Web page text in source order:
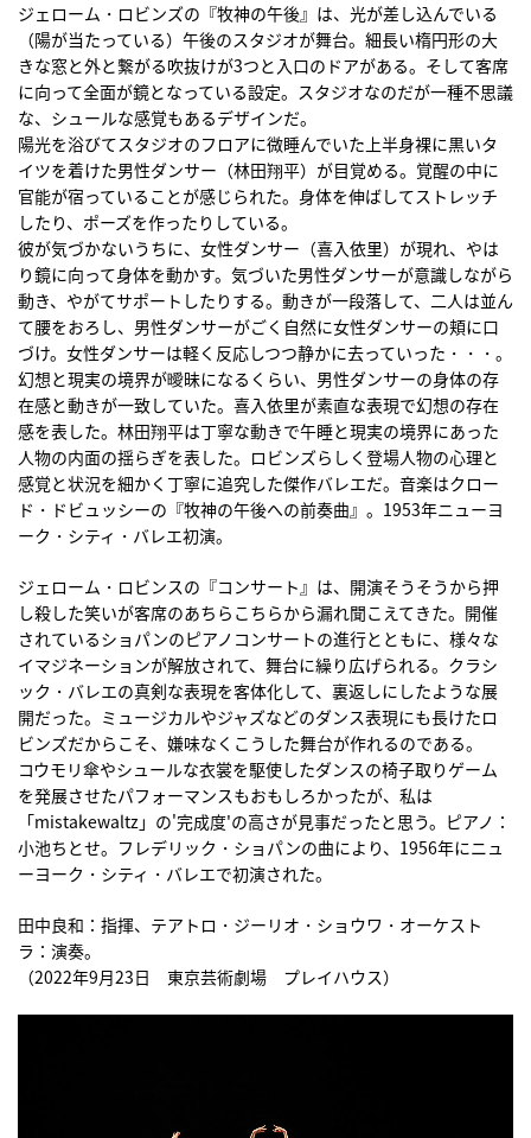
ジェローム・ロビンズの『牧神の午後』は、光が差し込んでいる
（陽が当たっている）午後のスタジオが舞台。細長い楕円形の大
きな窓と外と繋がる吹抜けが3つと入口のドアがある。そして客席
に向って全面が鏡となっている設定。スタジオなのだが一種不思議
な、シュールな感覚もあるデザインだ。
陽光を浴びてスタジオのフロアに微睡んでいた上半身裸に黒いタ
イツを着けた男性ダンサー（林田翔平）が目覚める。覚醒の中に
官能が宿っていることが感じられた。身体を伸ばしてストレッチ
したり、ポーズを作ったりしている。
彼が気づかないうちに、女性ダンサー（喜入依里）が現れ、やは
り鏡に向って身体を動かす。気づいた男性ダンサーが意識しながら
動き、やがてサポートしたりする。動きが一段落して、二人は並ん
て腰をおろし、男性ダンサーがごく自然に女性ダンサーの頬に口
づけ。女性ダンサーは軽く反応しつつ静かに去っていった・・・。
幻想と現実の境界が曖昧になるくらい、男性ダンサーの身体の存
在感と動きが一致していた。喜入依里が素直な表現で幻想の存在
感を表した。林田翔平は丁寧な動きで午睡と現実の境界にあった
人物の内面の揺らぎを表した。ロビンズらしく登場人物の心理と
感覚と状況を細かく丁寧に追究した傑作バレエだ。音楽はクロー
ド・ドビュッシーの『牧神の午後への前奏曲』。1953年ニューヨ
ーク・シティ・バレエ初演。
ジェローム・ロビンスの『コンサート』は、開演そうそうから押
し殺した笑いが客席のあちらこちらから漏れ聞こえてきた。開催
されているショパンのピアノコンサートの進行とともに、様々な
イマジネーションが解放されて、舞台に繰り広げられる。クラシ
ック・バレエの真剣な表現を客体化して、裏返しにしたような展
開だった。ミュージカルやジャズなどのダンス表現にも長けたロ
ビンズだからこそ、嫌味なくこうした舞台が作れるのである。
コウモリ傘やシュールな衣裳を駆使したダンスの椅子取りゲーム
を発展させたパフォーマンスもおもしろかったが、私は
「mistakewaltz」の'完成度'の高さが見事だったと思う。ピアノ：
小池ちとせ。フレデリック・ショパンの曲により、1956年にニュ
ーヨーク・シティ・バレエで初演された。
田中良和：指揮、テアトロ・ジーリオ・ショウワ・オーケスト
ラ：演奏。
（2022年9月23日 東京芸術劇場 プレイハウス）